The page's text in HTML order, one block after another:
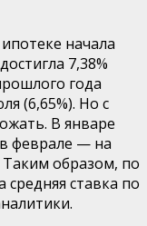
начала
7,38%
года
(6,65%). Но с
В январе
в феврале — на
образом, по
средняя ставка по